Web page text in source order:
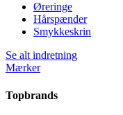
Øreringe
Hårspænder
Smykkeskrin
Se alt indretning
Mærker
Topbrands